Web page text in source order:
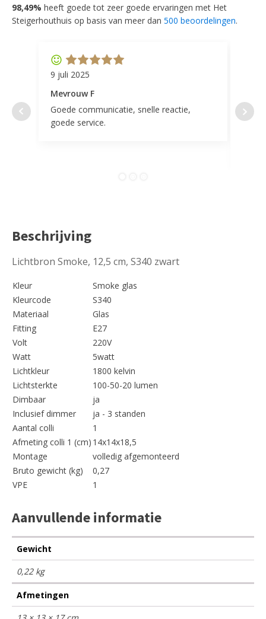
98,49% heeft goede tot zeer goede ervaringen met Het
Steigerhouthuis op basis van meer dan 500 beoordelingen.
9 juli 2025
Mevrouw F
Goede communicatie, snelle reactie,
goede service.
door
Beschrijving
Lichtbron Smoke, 12,5 cm, S340 zwart
Kleur
Smoke glas
Kleurcode
S340
Materiaal
Glas
Fitting
E27
Volt
220V
Watt
5watt
Lichtkleur
1800 kelvin
Lichtsterkte
100-50-20 lumen
Dimbaar
ja
Inclusief dimmer
ja - 3 standen
Aantal colli
1
Afmeting colli 1 (cm) 14x14x18,5
Montage
volledig afgemonteerd
Bruto gewicht (kg)
0,27
VPE
1
Aanvullende informatie
Gewicht
0,22 kg
Afmetingen